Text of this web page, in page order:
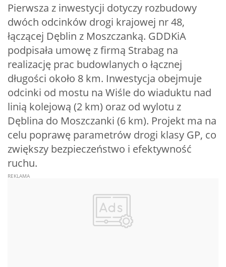
Pierwsza z inwestycji dotyczy rozbudowy
dwóch odcinków drogi krajowej nr 48,
łączącej Dęblin z Moszczanką. GDDKiA
podpisała umowę z firmą Strabag na
realizację prac budowlanych o łącznej
długości około 8 km. Inwestycja obejmuje
odcinki od mostu na Wiśle do wiaduktu nad
linią kolejową (2 km) oraz od wylotu z
Dęblina do Moszczanki (6 km). Projekt ma na
celu poprawę parametrów drogi klasy GP, co
zwiększy bezpieczeństwo i efektywność
ruchu.